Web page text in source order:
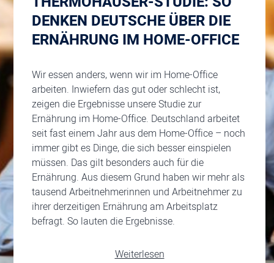
DENKEN DEUTSCHE ÜBER DIE
ERNÄHRUNG IM HOME-OFFICE
Wir essen anders, wenn wir im Home-Office
arbeiten. Inwiefern das gut oder schlecht ist,
zeigen die Ergebnisse unsere Studie zur
Ernährung im Home-Office. Deutschland arbeitet
seit fast einem Jahr aus dem Home-Office – noch
immer gibt es Dinge, die sich besser einspielen
müssen. Das gilt besonders auch für die
Ernährung. Aus diesem Grund haben wir mehr als
tausend Arbeitnehmerinnen und Arbeitnehmer zu
ihrer derzeitigen Ernährung am Arbeitsplatz
befragt. So lauten die Ergebnisse.
Weiterlesen